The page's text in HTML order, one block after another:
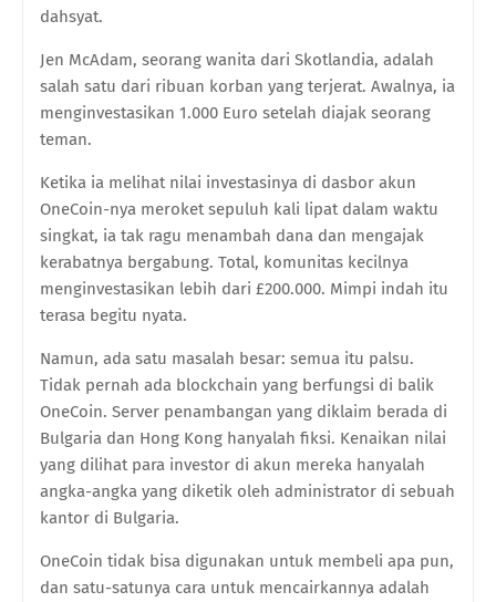
dahsyat.
Jen McAdam, seorang wanita dari Skotlandia, adalah
salah satu dari ribuan korban yang terjerat. Awalnya, ia
menginvestasikan 1.000 Euro setelah diajak seorang
teman.
Ketika ia melihat nilai investasinya di dasbor akun
OneCoin-nya meroket sepuluh kali lipat dalam waktu
singkat, ia tak ragu menambah dana dan mengajak
kerabatnya bergabung. Total, komunitas kecilnya
menginvestasikan lebih dari £200.000. Mimpi indah itu
terasa begitu nyata.
Namun, ada satu masalah besar: semua itu palsu.
Tidak pernah ada blockchain yang berfungsi di balik
OneCoin. Server penambangan yang diklaim berada di
Bulgaria dan Hong Kong hanyalah fiksi. Kenaikan nilai
yang dilihat para investor di akun mereka hanyalah
angka-angka yang diketik oleh administrator di sebuah
kantor di Bulgaria.
OneCoin tidak bisa digunakan untuk membeli apa pun,
dan satu-satunya cara untuk mencairkannya adalah